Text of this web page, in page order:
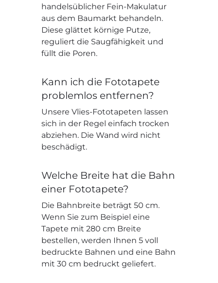
handelsüblicher Fein-Makulatur
aus dem Baumarkt behandeln.
Diese glättet körnige Putze,
reguliert die Saugfähigkeit und
füllt die Poren.
Kann ich die Fototapete
problemlos entfernen?
Unsere Vlies-Fototapeten lassen
sich in der Regel einfach trocken
abziehen. Die Wand wird nicht
beschädigt.
Welche Breite hat die Bahn
einer Fototapete?
Die Bahnbreite beträgt 50 cm.
Wenn Sie zum Beispiel eine
Tapete mit 280 cm Breite
bestellen, werden Ihnen 5 voll
bedruckte Bahnen und eine Bahn
mit 30 cm bedruckt geliefert.